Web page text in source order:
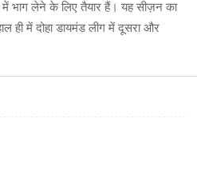
में भाग लेने के लिए तैयार हैं। यह सीज़न का
ही में दोहा डायमंड लीग में दूसरा और